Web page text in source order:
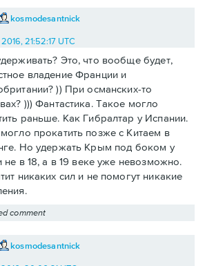
kosmodesantnick
21:52:17 UTC
Это, что вообще будет,
владение Франции и
)) При османских-то
))) Фантастика. Такое могло
раньше. Как Гибралтар у Испании.
прокатить позже с Китаем в
Но удержать Крым под боком у
не в 18, а в 19 веке уже невозможно.
никаких сил и не помогут никакие
comment
kosmodesantnick